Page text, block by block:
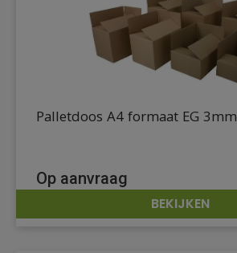
Palletdoos A4 formaat EG 3mm
Op aanvraag
BEKIJKEN